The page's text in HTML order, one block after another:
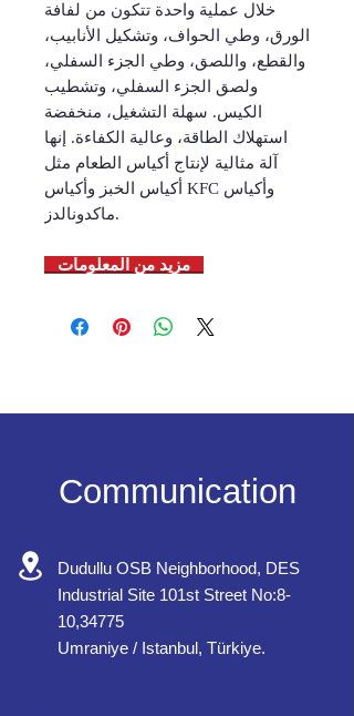
خلال عملية واحدة تتكون من لفافة
الورق، وطي الحواف، وتشكيل الأنابيب،
والقطع، واللصق، وطي الجزء السفلي،
ولصق الجزء السفلي، وتشطيب
الكيس. سهلة التشغيل، منخفضة
استهلاك الطاقة، وعالية الكفاءة. إنها
آلة مثالية لإنتاج أكياس الطعام مثل
أكياس الخبز وأكياس KFC وأكياس
ماكدونالدز.
Communication
Dudullu OSB Neighborhood, DES
Industrial Site 101st Street No:8-
10,34775
Umraniye / Istanbul, Türkiye.